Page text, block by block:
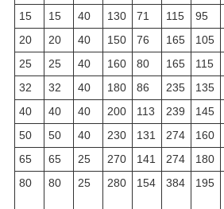
15 15 40 130 71 115 95
20
20 40 150 76 165 105
25
25 40 160 80 165 115
32
32 40 180 86 235 135
40
40 40 200 113 239 145
50
50 40 230 131 274 160
65
65 25 270 141 274 180
80
80 25 280 154 384 195